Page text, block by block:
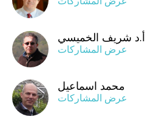
أ.د شريف الخميسي
عرض المشاركات
محمد اسماعيل
عرض المشاركات